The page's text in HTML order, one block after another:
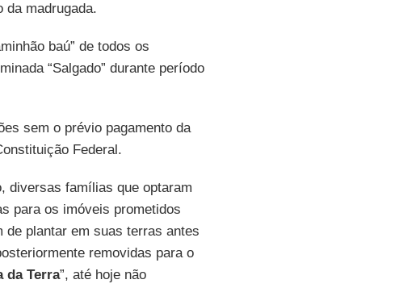
da madrugada.
baú” de todos os
“Salgado” durante período
sem o prévio pagamento da
Federal.
diversas famílias que optaram
para os imóveis prometidos
de plantar em suas terras antes
removidas para o
da Terra”, até hoje não